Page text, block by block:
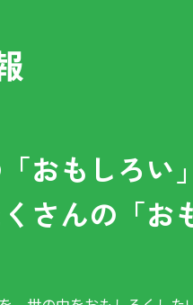
おもしろい
さんの 「